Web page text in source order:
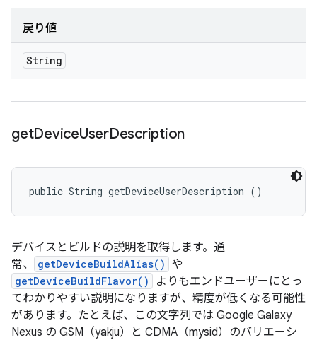
戻り値
String
getDeviceUserDescription
public String getDeviceUserDescription ()
デバイスとビルドの説明を取得します。通
常、
getDeviceBuildAlias() や
getDeviceBuildFlavor()
よりもエンドユーザーにとっ
てわかりやすい説明になりますが、精度が低くなる可能性
があります。たとえば、この文字列では Google Galaxy
Nexus の GSM（yakju）と CDMA（mysid）のバリエーシ